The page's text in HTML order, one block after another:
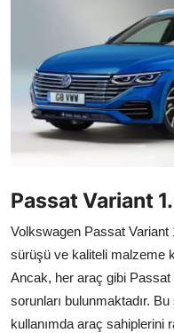
Kiralama & Filo
Sürüş & Güvenlik
Lastik & Jant
Yağlar & Sıvılar
LPG & Yakıt
Elektrik & Akü
Klima & Konfor
Aydınlatma & Görüş
Passat Variant
Volkswagen Passat
sürüşü ve kaliteli malzeme
Ancak, her araç gibi Passat
sorunları bulunmaktadır.
kullanımda araç sahiplerini